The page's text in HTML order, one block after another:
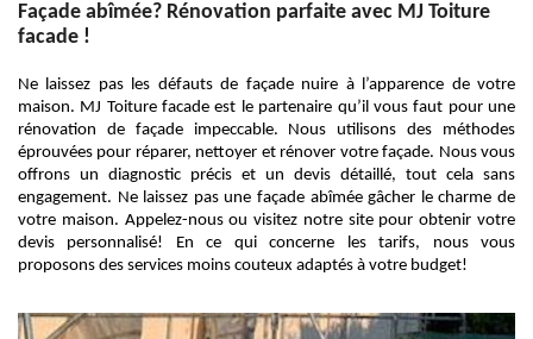
Façade abîmée? Rénovation parfaite avec MJ Toiture
facade !
Ne laissez pas les défauts de façade nuire à l’apparence de votre
maison. MJ Toiture facade est le partenaire qu’il vous faut pour une
rénovation de façade impeccable. Nous utilisons des méthodes
éprouvées pour réparer, nettoyer et rénover votre façade. Nous vous
offrons un diagnostic précis et un devis détaillé, tout cela sans
engagement. Ne laissez pas une façade abîmée gâcher le charme de
votre maison. Appelez-nous ou visitez notre site pour obtenir votre
devis personnalisé! En ce qui concerne les tarifs, nous vous
proposons des services moins couteux adaptés à votre budget!